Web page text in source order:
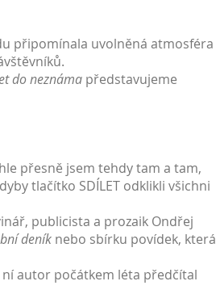
připomínala uvolněná atmosféra
do neznáma představujeme
přesně jsem tehdy tam a tam,
tlačítko SDÍLET odklikli všichni
publicista a prozaik Ondřej
deník nebo sbírku povídek, která
autor počátkem léta předčítal